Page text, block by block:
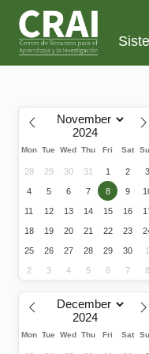
Mon Tue Wed Thu Fri Sat
28 29 30 31 1 2 3
4 5 6 7 8 9
11 12 13 14 15 16
18 19 20 21 22 23
25 26 27 28 29 30 1
2 3 4 5 6 7 8
Mon Tue Wed Thu Fri Sat